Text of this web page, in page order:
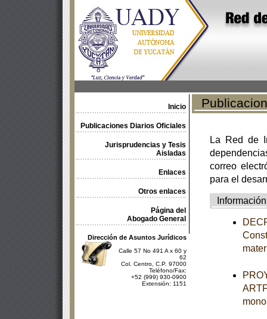
Inicio
Publicaciones Diarios Oficiales
Jurisprudencias y Tesis
Aisladas
Enlaces
Otros enlaces
Página del
Abogado General
Dirección de Asuntos Jurídicos
Calle 57 No 491 A x 60 y
62
Col. Centro, C.P. 97000
Teléfono/Fax:
+52 (999) 930-0900
Extensión: 1151
La Red de
correo
para el
Información